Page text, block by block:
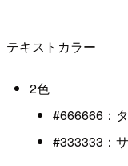
テキストカラー
2色
#666666：
#333333：